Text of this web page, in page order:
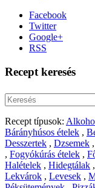
Facebook
Twitter
Google+
RSS
Recept keresés
Recept típusok:
Bárányhúsos ételek ,
Desszertek , Dzsemek ,
, Fogyókúrás ételek ,
Halételek , Hidegtálak ,
Lekvárok , Levesek ,